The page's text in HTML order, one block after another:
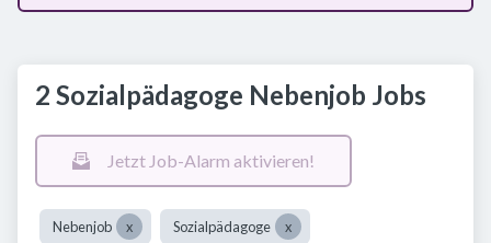
2 Sozialpädagoge Nebenjob Jobs
Jetzt Job-Alarm aktivieren!
Nebenjob Sozialpädagoge